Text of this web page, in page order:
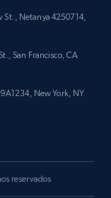
pn,
and
St., Netanya 4250714,
San Francisco, CA
New York, NY
reservados